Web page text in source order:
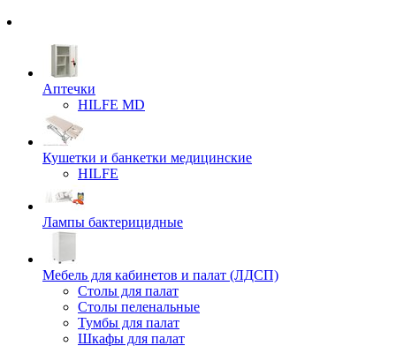
Аптечки
HILFE MD
Кушетки и банкетки медицинские
HILFE
Лампы бактерицидные
Мебель для кабинетов и палат (ЛДСП)
Столы для палат
Столы пеленальные
Тумбы для палат
Шкафы для палат